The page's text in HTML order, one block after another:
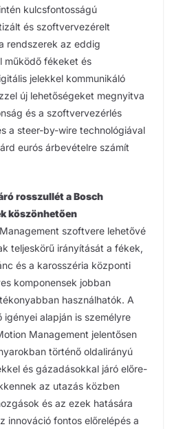
kulcsfontosságú
és szoftvervezérelt
rendszerek az eddig
működő fékeket és
jelekkel kommunikáló
új lehetőségeket megnyitva
és a szoftvervezérlés
a steer-by-wire technológiával
eurós árbevételre számít
rosszullét a Bosch
köszönhetően
szoftvere lehetővé
teljeskörű irányítását a fékek,
és a karosszéria központi
komponensek jobban
használhatók. A
alapján is személyre
Management jelentősen
történő oldalirányú
és gázadásokkal járó előre-
az utazás közben
és az ezek hatására
innováció fontos előrelépés a